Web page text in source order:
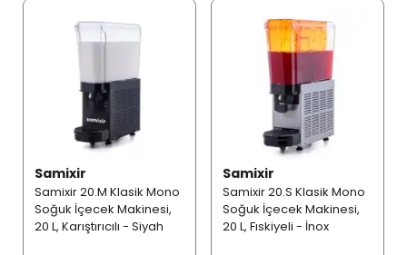
Samixir
Samixir 20.M Klasik Mono
Soğuk İçecek Makinesi,
20 L, Karıştırıcılı - Siyah
Samixir
Samixir 20.S Klasik Mono
Soğuk İçecek Makinesi,
20 L, Fıskiyeli - İnox